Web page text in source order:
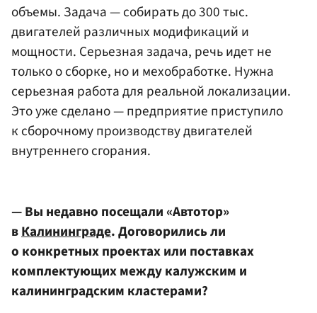
объемы. Задача — собирать до 300 тыс.
двигателей различных модификаций и
мощности. Серьезная задача, речь идет не
только о сборке, но и мехобработке. Нужна
серьезная работа для реальной локализации.
Это уже сделано — предприятие приступило
к сборочному производству двигателей
внутреннего сгорания.
— Вы недавно посещали «Автотор»
вКалининграде. Договорились ли
о конкретных проектах или поставках
комплектующих между калужским и
калининградским кластерами?